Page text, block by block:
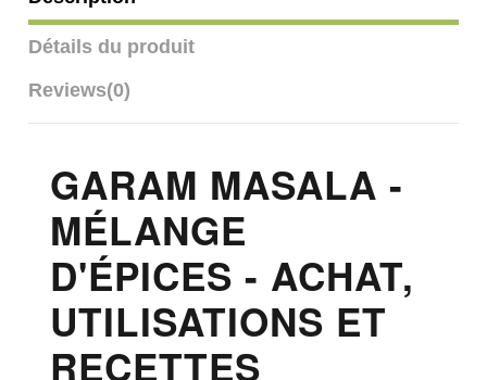
Détails du produit
Reviews(0)
GARAM MASALA -
MÉLANGE
D'ÉPICES - ACHAT,
UTILISATIONS ET
RECETTES